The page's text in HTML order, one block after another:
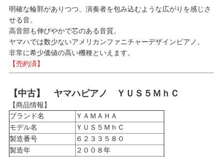
明確な輪郭がありつつ、演奏者を包み込むような広がりを感じさ
せる音。
高音部も伸びやかで芯のある音質。
ヤマハでは数少ないアメリカンファニチャーデザインピアノ。
非常に希少価値の高い機種といえます。
【売約済】
【中古】 ヤマハピアノ ＹＵＳ５ＭｈＣ
【商品情報】
ブランド名
ＹＡＭＡＨＡ
モデル名
ＹＵＳ５ＭｈＣ
製造番号
６２３３５８０
製造年
２００８年